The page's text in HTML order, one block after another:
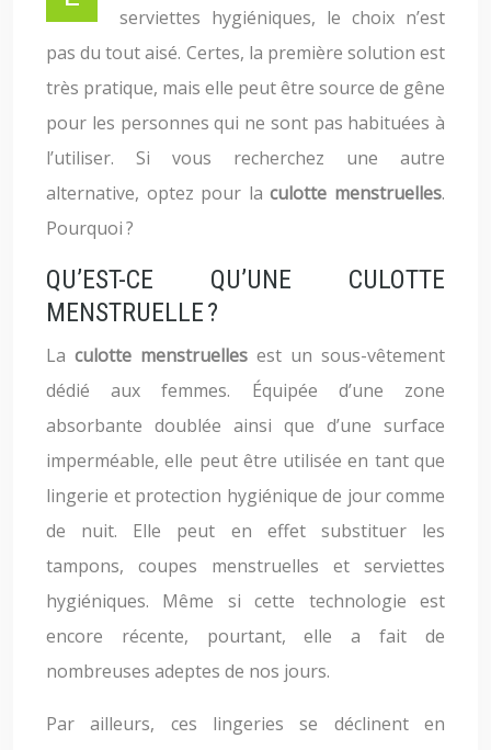
serviettes hygiéniques, le choix n’est
pas du tout aisé. Certes, la première solution est
très pratique, mais elle peut être source de gêne
pour les personnes qui ne sont pas habituées à
l’utiliser. Si vous recherchez une autre
alternative, optez pour laculotte menstruelles.
Pourquoi ?
QU’EST-CE QU’UNE CULOTTE
MENSTRUELLE ?
La culotte menstruelles est un sous-vêtement
dédié aux femmes. Équipée d’une zone
absorbante doublée ainsi que d’une surface
imperméable, elle peut être utilisée en tant que
lingerie et protection hygiénique de jour comme
de nuit. Elle peut en effet substituer les
tampons, coupes menstruelles et serviettes
hygiéniques. Même si cette technologie est
encore récente, pourtant, elle a fait de
nombreuses adeptes de nos jours.
Par ailleurs, ces lingeries se déclinent en